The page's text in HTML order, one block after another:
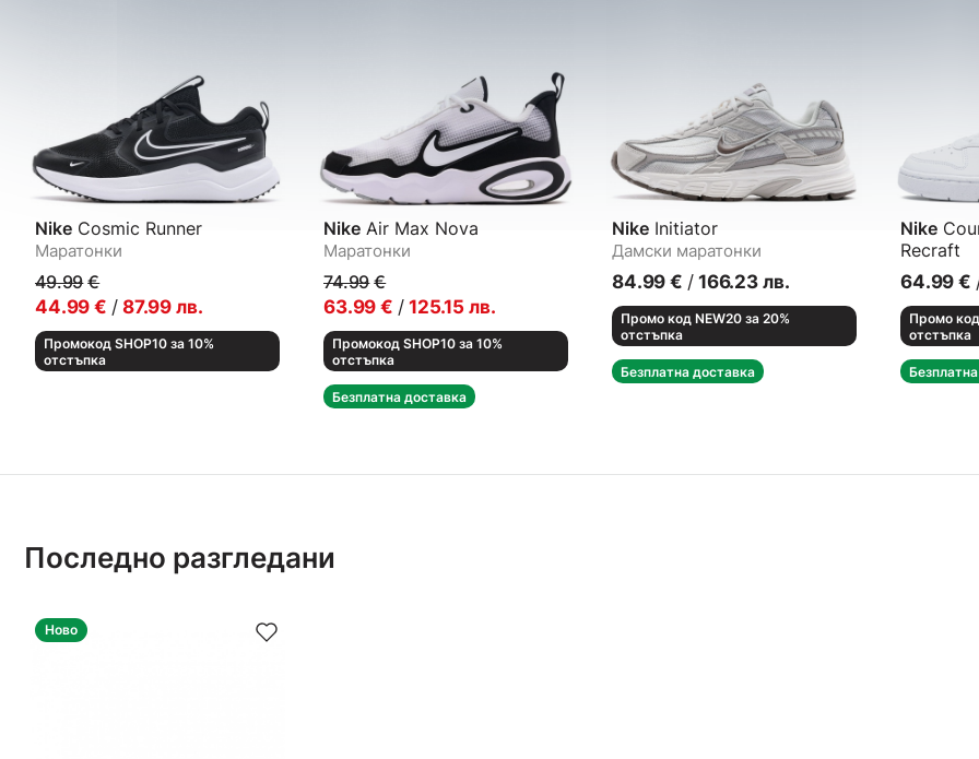
Nike Cosmic Runner
Маратонки
49.99 €
44.99 € / 87.99 лв.
Промокод SHOP10 за 10%
отстъпка
Nike Air Max Nova
Маратонки
74.99 €
63.99 € / 125.15 лв.
Промокод SHOP10 за 10%
отстъпка
Безплатна доставка
Nike Initiator
Дамски маратонки
84.99 € / 166.23 лв.
Промо код NEW20 за 20%
отстъпка
Безплатна доставка
Nike
Recraft
Кецове
64.99 €
Промо
отстъпка
Последно разгледани
Ново